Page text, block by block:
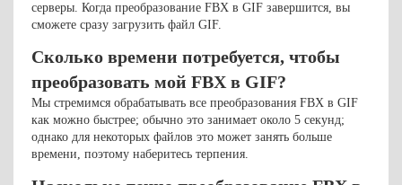
серверы. Когда преобразование FBX в GIF завершится, вы
сможете сразу загрузить файл GIF.
Сколько времени потребуется, чтобы
преобразовать мой FBX в GIF?
Мы стремимся обрабатывать все преобразования FBX в GIF
как можно быстрее; обычно это занимает около 5 секунд;
однако для некоторых файлов это может занять больше
времени, поэтому наберитесь терпения.